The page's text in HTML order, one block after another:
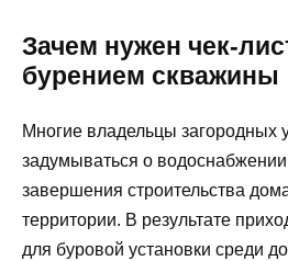
Зачем нужен чек-
бурением скважины
Многие владельцы загородных
задумываться о
завершения строительства
территории. В результате
для буровой установки среди